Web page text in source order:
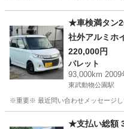
★車検満タン
社外アルミホ
220,000円
パレット
93,000km 2009
東武動物公園駅
※重要※ 最近問い合わせメッセージし
東武動物公園
★支払い総額